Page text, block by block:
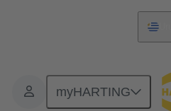
myHARTING